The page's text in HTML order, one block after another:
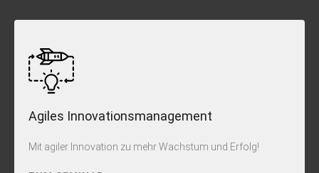
Agiles Innovationsmanagement
Mit agiler Innovation zu mehr Wachstum und Erfolg!